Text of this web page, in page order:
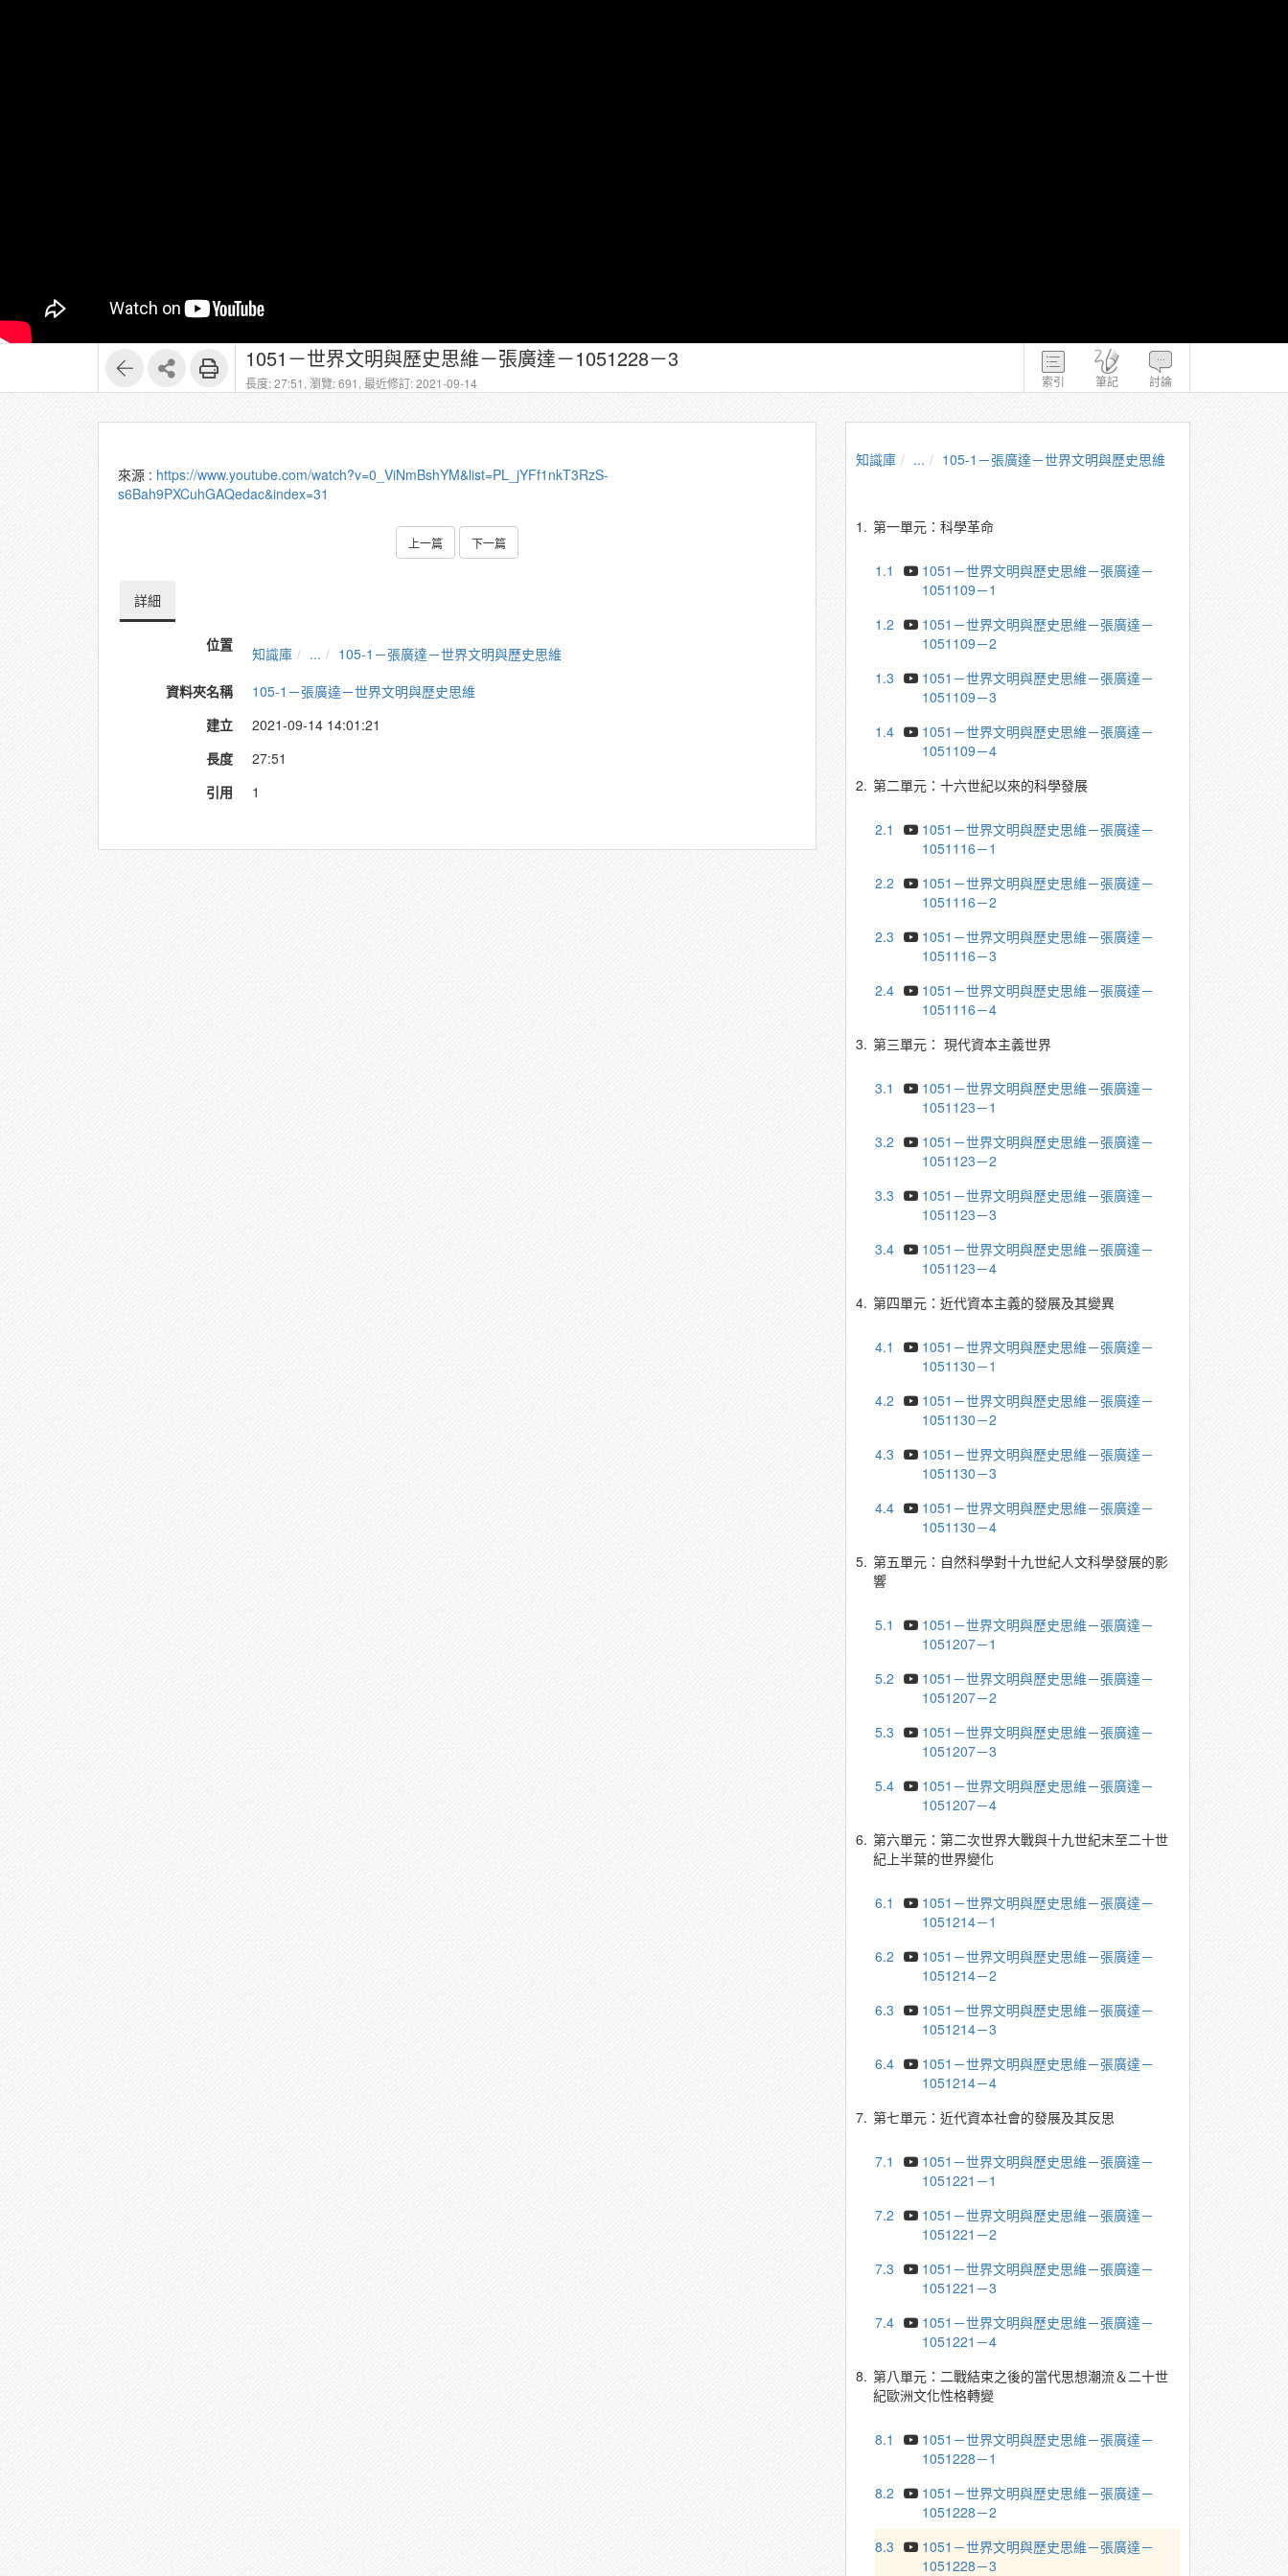
索引 筆記 討論
1051－世界文明與歷史思維－張廣達－1051228－3
長度: 27:51, 瀏覽: 691, 最近修訂: 2021-09-14
來源 : https://www.youtube.com/watch?v=0_ViNmBshYM&list=PL_jYFf1nkT3RzS-
s6Bah9PXCuhGAQedac&index=31
上一篇 下一篇
詳細
位置 知識庫 ...
105-1－張廣達－世界文明與歷史思維
資料夾名稱
105-1－張廣達－世界文明與歷史思維
建立
2021-09-14 14:01:21
長度
27:51
引用
1
知識庫 ... 105-1－張廣達－世界文明與歷史思維
1. 第一單元：科學革命
1.1
1051－世界文明與歷史思維－張廣達－
1051109－1
1.2
1051－世界文明與歷史思維－張廣達－
1051109－2
1.3
1051－世界文明與歷史思維－張廣達－
1051109－3
1.4
1051－世界文明與歷史思維－張廣達－
1051109－4
2. 第二單元：十六世紀以來的科學發展
2.1
1051－世界文明與歷史思維－張廣達－
1051116－1
2.2
1051－世界文明與歷史思維－張廣達－
1051116－2
2.3
1051－世界文明與歷史思維－張廣達－
1051116－3
2.4
1051－世界文明與歷史思維－張廣達－
1051116－4
3. 第三單元： 現代資本主義世界
3.1
1051－世界文明與歷史思維－張廣達－
1051123－1
3.2
1051－世界文明與歷史思維－張廣達－
1051123－2
3.3
1051－世界文明與歷史思維－張廣達－
1051123－3
3.4
1051－世界文明與歷史思維－張廣達－
1051123－4
4. 第四單元：近代資本主義的發展及其變異
4.1
1051－世界文明與歷史思維－張廣達－
1051130－1
4.2
1051－世界文明與歷史思維－張廣達－
1051130－2
4.3
1051－世界文明與歷史思維－張廣達－
1051130－3
4.4
1051－世界文明與歷史思維－張廣達－
1051130－4
5. 第五單元：自然科學對十九世紀人文科學發展的影
響
5.1
1051－世界文明與歷史思維－張廣達－
1051207－1
5.2
1051－世界文明與歷史思維－張廣達－
1051207－2
5.3
1051－世界文明與歷史思維－張廣達－
1051207－3
5.4
1051－世界文明與歷史思維－張廣達－
1051207－4
6. 第六單元：第二次世界大戰與十九世紀末至二十世
紀上半葉的世界變化
6.1
1051－世界文明與歷史思維－張廣達－
1051214－1
6.2
1051－世界文明與歷史思維－張廣達－
1051214－2
6.3
1051－世界文明與歷史思維－張廣達－
1051214－3
6.4
1051－世界文明與歷史思維－張廣達－
1051214－4
7. 第七單元：近代資本社會的發展及其反思
7.1
1051－世界文明與歷史思維－張廣達－
1051221－1
7.2
1051－世界文明與歷史思維－張廣達－
1051221－2
7.3
1051－世界文明與歷史思維－張廣達－
1051221－3
7.4
1051－世界文明與歷史思維－張廣達－
1051221－4
8. 第八單元：二戰結束之後的當代思想潮流＆二十世
紀歐洲文化性格轉變
8.1
1051－世界文明與歷史思維－張廣達－
1051228－1
8.2
1051－世界文明與歷史思維－張廣達－
1051228－2
8.3
1051－世界文明與歷史思維－張廣達－
1051228－3